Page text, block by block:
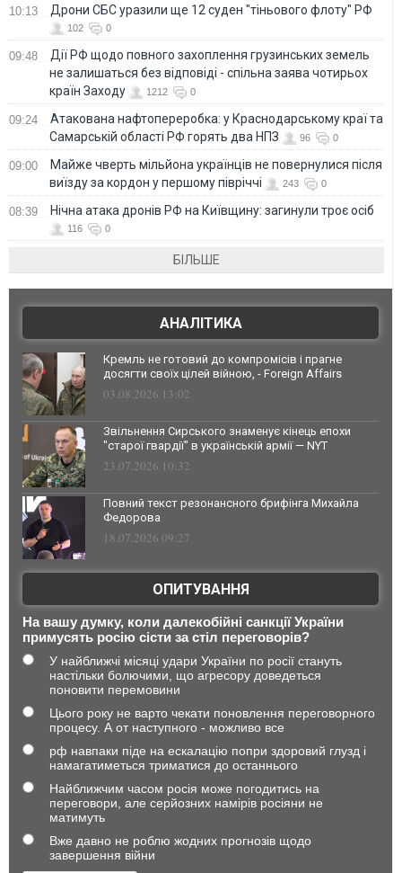
10:13 Дрони СБС уразили ще 12 суден "тіньового флоту" РФ
102 0
09:48
Дії РФ щодо повного захоплення грузинських земель
не залишаться без відповіді - спільна заява чотирьох
країн Заходу
1212 0
09:24
Атакована нафтопереробка: у Краснодарському краї та
Самарській області РФ горять два НПЗ
96 0
09:00
Майже чверть мільйона українців не повернулися після
виїзду за кордон у першому півріччі
243 0
08:39 Нічна атака дронів РФ на Київщину: загинули троє осіб
116 0
БІЛЬШЕ
АНАЛІТИКА
Кремль не готовий до компромісів і прагне
досягти своїх цілей війною, - Foreign Affairs
03.08.2026 13:02
Звільнення Сирського знаменує кінець епохи
"старої гвардії" в українській армії — NYT
23.07.2026 10:32
Повний текст резонансного брифінга Михайла
Федорова
18.07.2026 09:27
ОПИТУВАННЯ
На вашу думку, коли далекобійні санкції України
примусять росію сісти за стіл переговорів?
У найближчі місяці удари України по росії стануть
настільки болючими, що агресору доведеться
поновити перемовини
Цього року не варто чекати поновлення переговорного
процесу. А от наступного - можливо все
рф навпаки піде на ескалацію попри здоровий глузд і
намагатиметься триматися до останнього
Найближчим часом росія може погодитись на
переговори, але серйозних намірів росіяни не
матимуть
Вже давно не роблю жодних прогнозів щодо
завершення війни